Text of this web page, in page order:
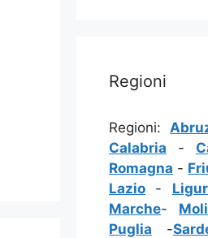
Regioni
Regioni:
Calabria -
Romagna -
Lazio -
Marche-
Puglia -